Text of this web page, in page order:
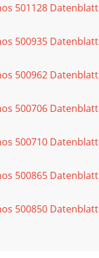
501128 Datenblatt
500935 Datenblatt
500962 Datenblatt
500706 Datenblatt
500710 Datenblatt
500865 Datenblatt
500850 Datenblatt